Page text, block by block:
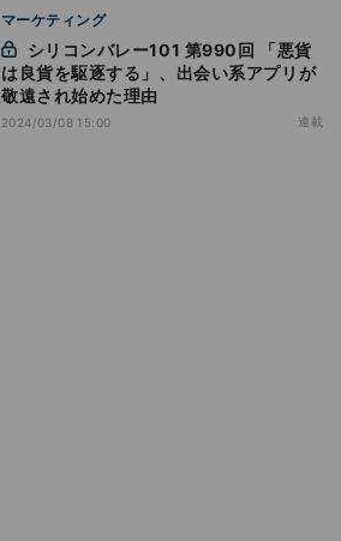
マーケティング
は良貨を駆逐する」、出会い系アプリが
敬遠され始めた理由
2024/03/08 15:00 連載